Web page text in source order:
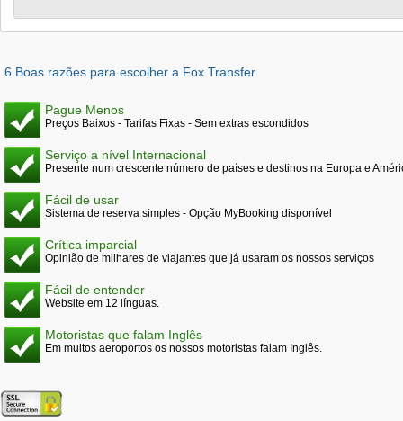
6 Boas razões para escolher a Fox Transfer
Pague Menos
Preços Baixos - Tarifas Fixas - Sem extras escondidos
Serviço a nível Internacional
Presente num crescente número de países e destinos na Europa e
Fácil de usar
Sistema de reserva simples - Opção MyBooking disponível
Crítica imparcial
Opinião de milhares de viajantes que já usaram os nossos serviços
Fácil de entender
Website em 12 línguas.
Motoristas que falam Inglês
Em muitos aeroportos os nossos motoristas falam Inglês.